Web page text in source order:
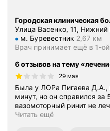
Улица Васенко, 11, Нижний
Метро м. Буревестник
м. Буревестник 2,67 км
Врач принимает ещё в 1-
6 отзывов на тему
29 мая
Была у ЛОРа Пигаева Д.А.,
минут, но он справился за
вазомоторный ринит не
Читать ещё